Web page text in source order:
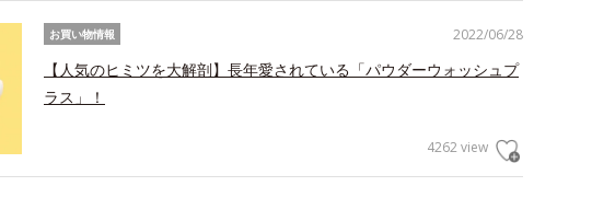
2022/06/28
お買い物情報
【人気のヒミツを大解剖】長年愛されている「パウダーウォッシュプ
ラス」！
4262 view